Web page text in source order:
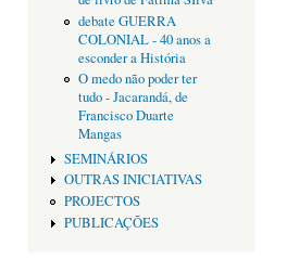
debate GUERRA
COLONIAL - 40 anos a
esconder a História
O medo não poder ter
tudo - Jacarandá, de
Francisco Duarte
Mangas
SEMINÁRIOS
OUTRAS INICIATIVAS
PROJECTOS
PUBLICAÇÕES